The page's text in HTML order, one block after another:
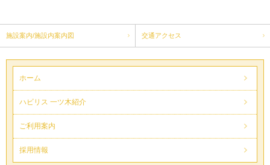
施設案内/施設内案内図 交通アクセス
ホーム
ハビリス 一ツ木紹介
ご利用案内
採用情報